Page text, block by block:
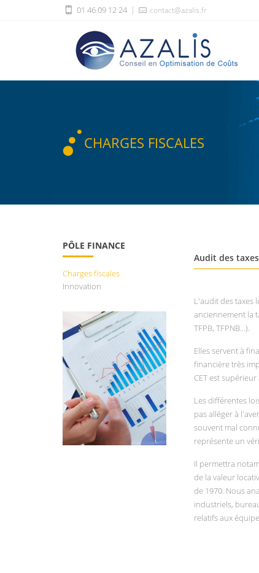
01 46 09 12 24 contact@azalis.fr
CHARGES FISCALES
Audit des
L'audit des taxes
anciennement la
TFPB, TFPNB…).
Elles servent à
financière très
CET est
Les différentes
pas alléger à
souvent mal
représente un
Il permettra
de la valeur
de 1970. Nous
industriels,
relatifs aux
PÔLE FINANCE
Charges fiscales
Innovation